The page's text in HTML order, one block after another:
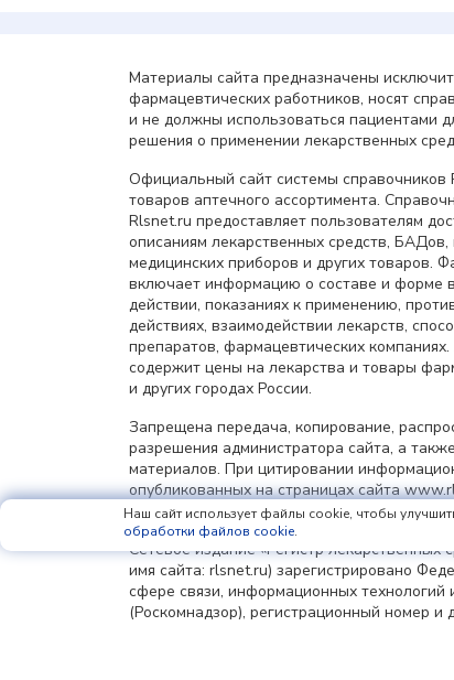
Материалы сайта предназначены
фармацевтических работников, носят
и не должны использоваться пациентами
решения о применении лекарственных
Официальный сайт системы справочников
товаров аптечного ассортимента.
Rlsnet.ru предоставляет пользователям
описаниям лекарственных средств, БАДов,
медицинских приборов и других товаров.
включает информацию о составе и форме
действии, показаниях к применению,
действиях, взаимодействии лекарств,
препаратов, фармацевтических
содержит цены на лекарства и товары
и других городах России.
Запрещена передача, копирование,
разрешения администратора сайта, а
материалов. При цитировании
опубликованных на страницах сайта
информации обязательна.
Сетевое издание «Регистр лекарственных
имя сайта: rlsnet.ru) зарегистрировано
сфере связи, информационных технологий
(Роскомнадзор), регистрационный номер и
Наш сайт использует файлы cookie, чтобы
обработки файлов cookie.